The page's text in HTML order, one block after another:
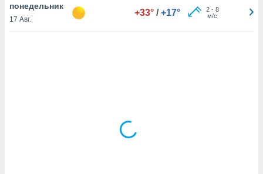
равно
нашим
понедельник
17 Авг.
+33° / +17° 2- 8
м/с